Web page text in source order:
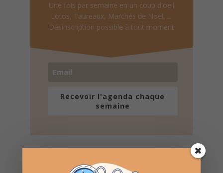
Une fois par semaine en un coup d'oeil
Lotos, Taureaux, Marchés de Noël, ...
Désinscription possible à tout moment
Recevoir l'agenda chaque
semaine
Nombre de consultations :